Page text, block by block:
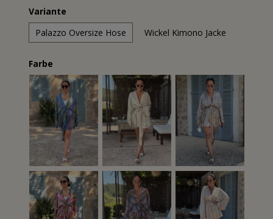
Variante
Palazzo Oversize Hose
Wickel Kimono Jacke
Farbe